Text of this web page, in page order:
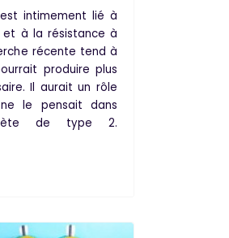
est intimement lié à
et à la résistance à
récente tend à
produire plus
Il aurait un rôle
le pensait dans
de type 2.